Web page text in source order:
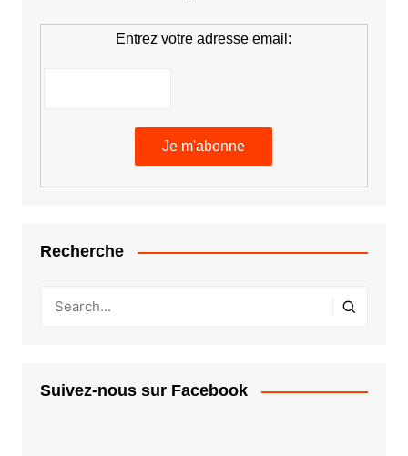
Entrez votre adresse email:
Recherche
Suivez-nous sur Facebook